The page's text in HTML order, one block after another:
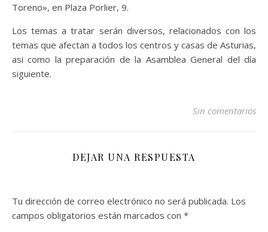
Toreno», en Plaza Porlier, 9.
Los temas a tratar serán diversos, relacionados con los
temas que afectan a todos los centros y casas de Asturias,
asi como la preparación de la Asamblea General del día
siguiente.
Sin comentarios
DEJAR UNA RESPUESTA
Tu dirección de correo electrónico no será publicada. Los
campos obligatorios están marcados con *